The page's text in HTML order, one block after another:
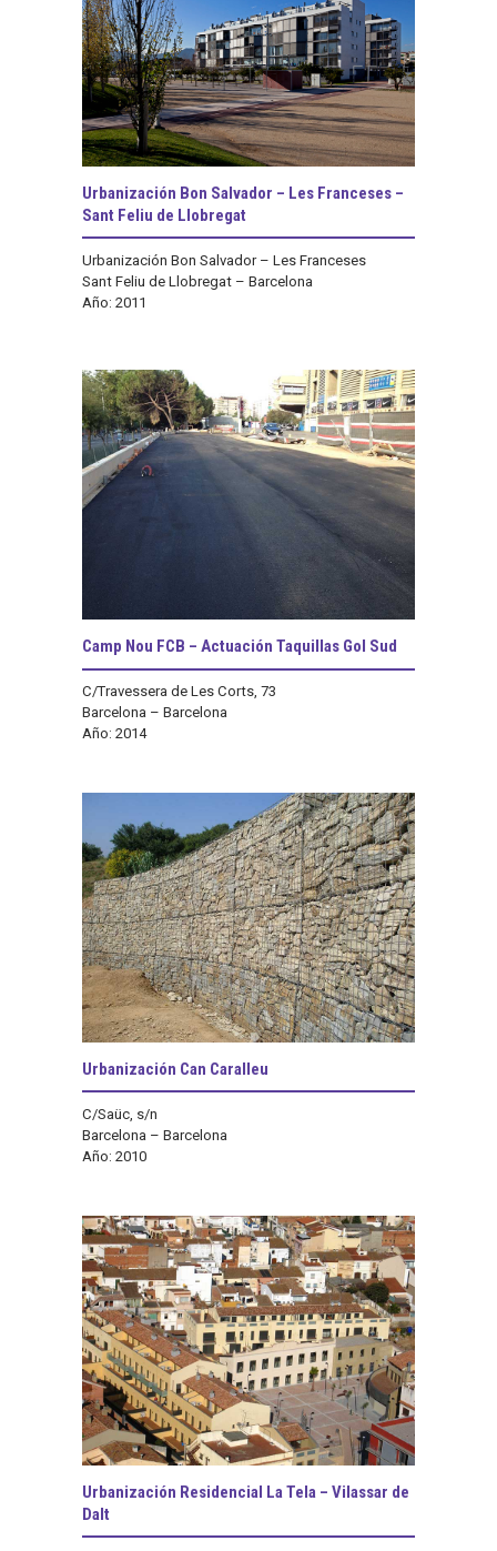
Urbanización Bon Salvador – Les Franceses –
Sant Feliu de Llobregat
Urbanización Bon Salvador – Les Franceses
Sant Feliu de Llobregat – Barcelona
Año: 2011
Camp Nou FCB – Actuación Taquillas Gol Sud
C/Travessera de Les Corts, 73
Barcelona – Barcelona
Año: 2014
Urbanización Can Caralleu
C/Saüc, s/n
Barcelona – Barcelona
Año: 2010
Urbanización Residencial La Tela – Vilassar de
Dalt